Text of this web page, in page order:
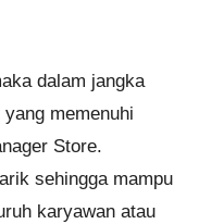
dalam jangka
memenuhi
Store.
sehingga mampu
karyawan atau